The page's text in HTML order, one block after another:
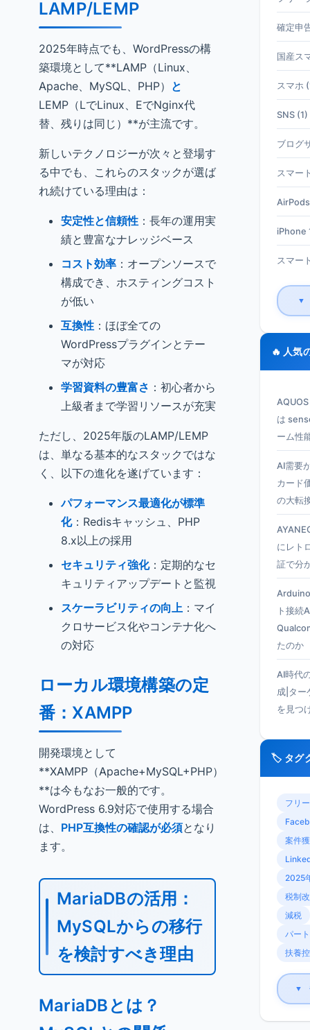
LAMP/LEMP
2025年時点でも、WordPressの構
築環境として**LAMP（Linux、
Apache、MySQL、PHP） と
LEMP（LでLinux、EでNginx代
替、残りは同じ）**が主流です。
新しいテクノロジーが次々と登場す
る中でも、これらのスタックが選ば
れ続けている理由は：
安定性と信頼性 ：長年の運用実
績と豊富なナレッジベース
コスト効率 ：オープンソースで
構成でき、ホスティングコスト
が低い
互換性 ：ほぼ全ての
WordPressプラグインとテー
マが対応
学習資料の豊富さ ：初心者から
上級者まで学習リソースが充実
ただし、2025年版のLAMP/LEMP
は、単なる基本的なスタックではな
く、以下の進化を遂げています：
パフォーマンス最適化が標準
化：Redisキャッシュ、PHP
8.x以上の採用
セキュリティ強化：定期的なセ
キュリティアップデートと監視
スケーラビリティの向上 ：マイ
クロサービス化やコンテナ化へ
の対応
ローカル環境構築の定
番：XAMPP
開発環境として
**XAMPP（Apache+MySQL+PHP）
**は今もなお一般的です。
WordPress 6.9対応で使用する場合
は、 PHP互換性の確認が必須となり
ます。
MariaDBの活用：
MySQLからの移行
を検討すべき理由
MariaDBとは？
確定申
国産ス
スマホ
SNS (1)
ブログ
スマー
iPhone
スマー
▼
🔥 人気
は
ーム性
AI需要
カード
の大転
にレト
証で分
ト接続
たのか
AI時代
成|ター
を見つ
🏷️ タグ
フリ
案件
2025
税制
減税
パート
扶養
▼